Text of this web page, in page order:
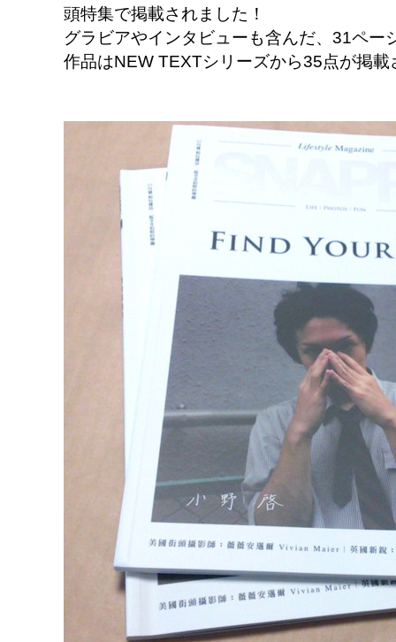
頭特集で掲載されました！
グラビアやインタビューも含んだ、31ペー
作品はNEW TEXTシリーズから35点が掲載